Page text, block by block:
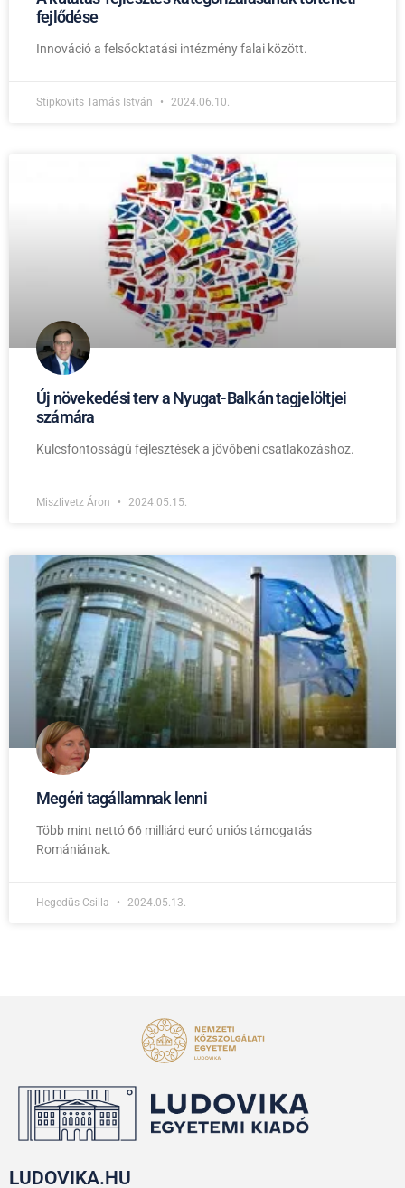
fejlődése
Innováció a felsőoktatási intézmény falai között.
Stipkovits Tamás István 2024.06.10.
Új növekedési terv a Nyugat-Balkán tagjelöltjei
számára
Kulcsfontosságú fejlesztések a jövőbeni csatlakozáshoz.
Miszlivetz Áron 2024.05.15.
Megéri tagállamnak lenni
Több mint nettó 66 milliárd euró uniós támogatás
Romániának.
Hegedüs Csilla 2024.05.13.
LUDOVIKA.HU